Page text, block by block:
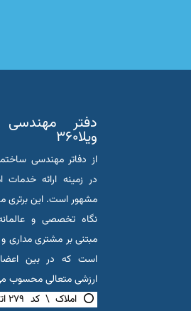
دفتر
ویلا۳۶۰
از دفاتر مهندسی
در زمینه ارائه خدمات
مشهور است. این
نگاه تخصصی و
مبتنی بر مشتری مداری و
ارزشی متعالی محسوب
⭕